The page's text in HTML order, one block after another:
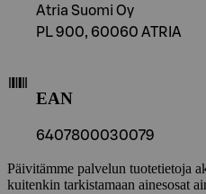
Atria Suomi Oy
PL 900, 60060 ATRIA
EAN
6407800030079
Päivitämme palvelun tuotetietoja
kuitenkin tarkistamaan ainesosat